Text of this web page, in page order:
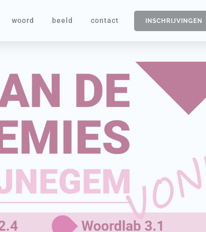
woord beeld contact INSCHRIJVINGEN